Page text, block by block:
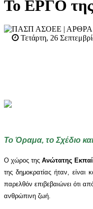
Το ΕΡΓΟ
ΠΑΣΠ ΑΣΟΕΕ | ΑΡΘΡΑ
Τετάρτη, 26
Το Όραμα, το Σχέδιο
Ο χώρος της Ανώτατης
της δημοκρατίας ήταν, είναι
παρελθόν επιβεβαιώνει ότι
ανθρώπινη ζωή.